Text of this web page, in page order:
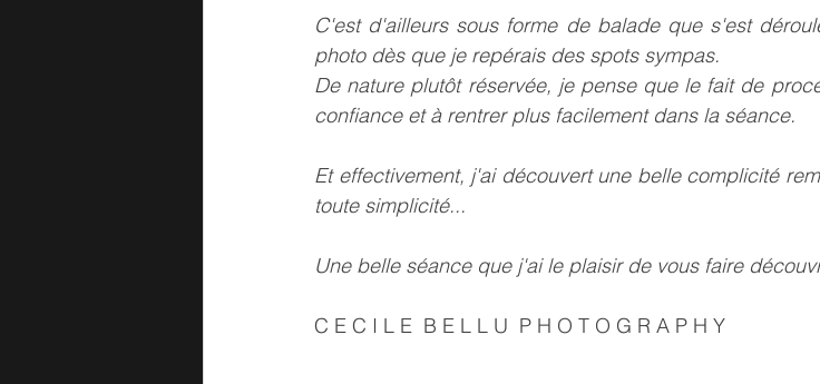
C'est d'ailleurs sous forme de balade que s'est
photo dès que je repérais des spots sympas.
De nature plutôt réservée, je pense que le fait de
confiance et à rentrer plus facilement dans la séance.
Et effectivement, j'ai découvert une belle complicité
toute simplicité...
Une belle séance que j'ai le plaisir de vous faire
C E C I L E  B E L L U  P H O T O G R A P H Y